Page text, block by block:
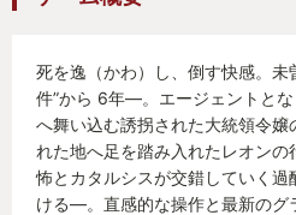
死を逸（かわ）し、倒す快感。未
件”から 6年―。エージェントと
へ舞い込む誘拐された大統領令嬢
れた地へ足を踏み入れたレオン
怖とカタルシスが交錯していく
ける―。直感的な操作と最新のグ